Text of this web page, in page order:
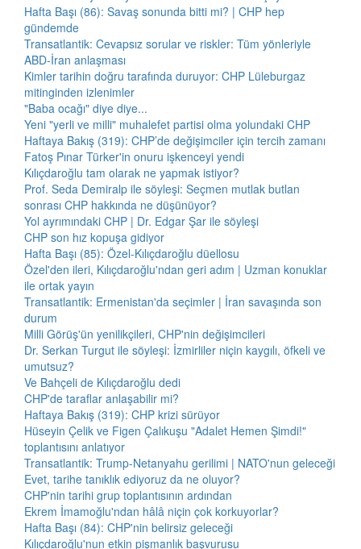
Hafta Başı (86): Savaş sonunda bitti mi? | CHP hep
gündemde
Transatlantik: Cevapsız sorular ve riskler: Tüm yönleriyle
ABD-İran anlaşması
Kimler tarihin doğru tarafında duruyor: CHP Lüleburgaz
mitinginden izlenimler
"Baba ocağı" diye diye...
Yeni "yerli ve milli" muhalefet partisi olma yolundaki CHP
Haftaya Bakış (319): CHP’de değişimciler için tercih zamanı
Fatoş Pınar Türker'in onuru işkenceyi yendi
Kılıçdaroğlu tam olarak ne yapmak istiyor?
Prof. Seda Demiralp ile söyleşi: Seçmen mutlak butlan
sonrası CHP hakkında ne düşünüyor?
Yol ayrımındaki CHP | Dr. Edgar Şar ile söyleşi
CHP son hız kopuşa gidiyor
Hafta Başı (85): Özel-Kılıçdaroğlu düellosu
Özel'den ileri, Kılıçdaroğlu'ndan geri adım | Uzman konuklar
ile ortak yayın
Transatlantik: Ermenistan'da seçimler | İran savaşında son
durum
Milli Görüş'ün yenilikçileri, CHP'nin değişimcileri
Dr. Serkan Turgut ile söyleşi: İzmirliler niçin kaygılı, öfkeli ve
umutsuz?
Ve Bahçeli de Kılıçdaroğlu dedi
CHP'de taraflar anlaşabilir mi?
Haftaya Bakış (319): CHP krizi sürüyor
Hüseyin Çelik ve Figen Çalıkuşu "Adalet Hemen Şimdi!"
toplantısını anlatıyor
Transatlantik: Trump-Netanyahu gerilimi | NATO'nun geleceği
Evet, tarihe tanıklık ediyoruz da ne oluyor?
CHP'nin tarihi grup toplantısının ardından
Ekrem İmamoğlu'ndan hâlâ niçin çok korkuyorlar?
Hafta Başı (84): CHP'nin belirsiz geleceği
Kılıçdaroğlu'nun etkin pişmanlık başvurusu